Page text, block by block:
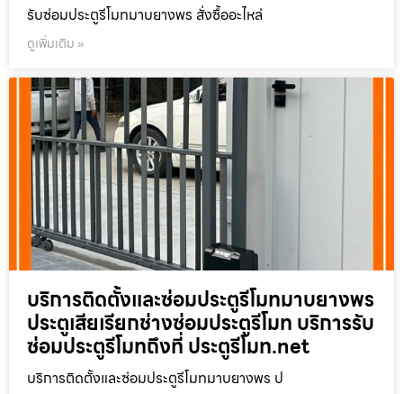
รับซ่อมประตูรีโมทมาบยางพร สั่งซื้ออะไหล่
ดูเพิ่มเติม »
บริการติดตั้งและซ่อมประตูรีโมทมาบยางพร
ประตูเสียเรียกช่างซ่อมประตูรีโมท บริการรับ
ซ่อมประตูรีโมทถึงที่ ประตูรีโมท.net
บริการติดตั้งและซ่อมประตูรีโมทมาบยางพร ป